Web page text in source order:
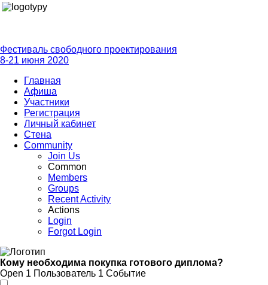
Фестиваль свободного проектирования
8-21 июня 2020
Главная
Афиша
Участники
Регистрация
Личный кабинет
Стена
Community
Join Us
Common
Members
Groups
Recent Activity
Actions
Login
Forgot Login
Кому необходима покупка готового диплома?
Open 1 Пользователь 1 Событие